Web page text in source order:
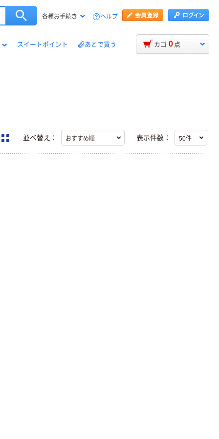
各種お手続き ヘルプ
スイートポイント あとで買う カゴ 0 点
並べ替え： 表示件数：